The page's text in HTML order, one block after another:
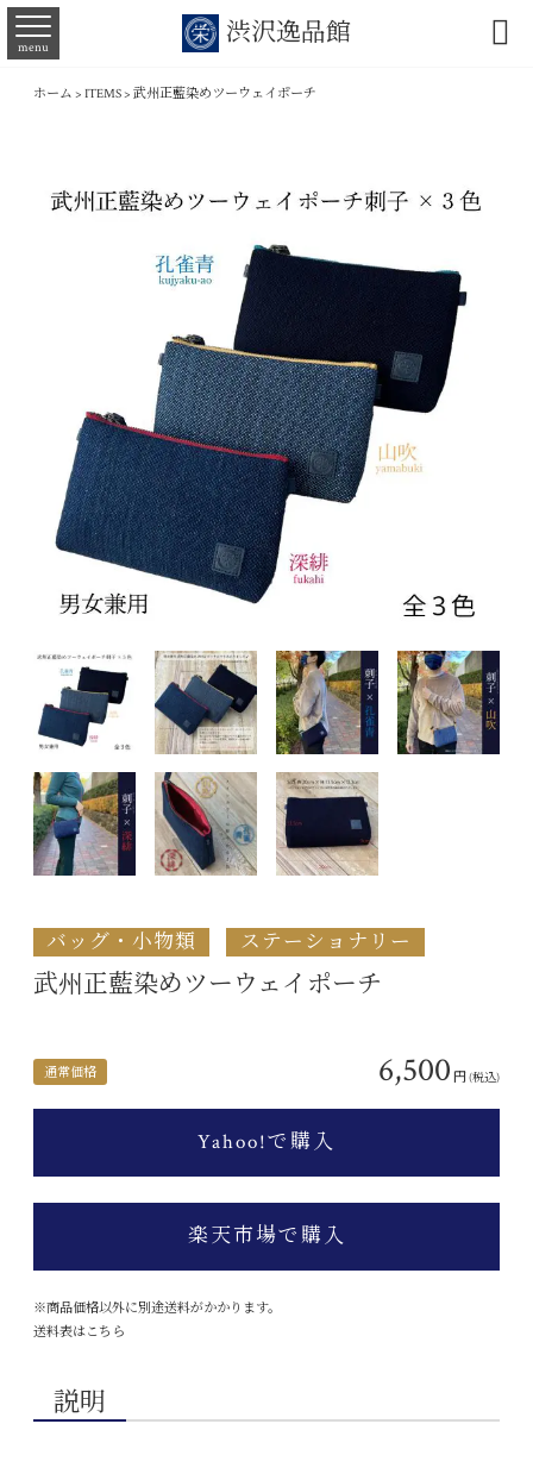
渋沢逸品館
menu 
ホーム > ITEMS> 武州正藍染めツーウェイポーチ
バッグ・小物類 ステーショナリー
武州正藍染めツーウェイポーチ
通常価格 6,500 円(税込)
Yahoo!で購入
楽天市場で購入
※商品価格以外に別途送料がかかります。
送料表はこちら
説明